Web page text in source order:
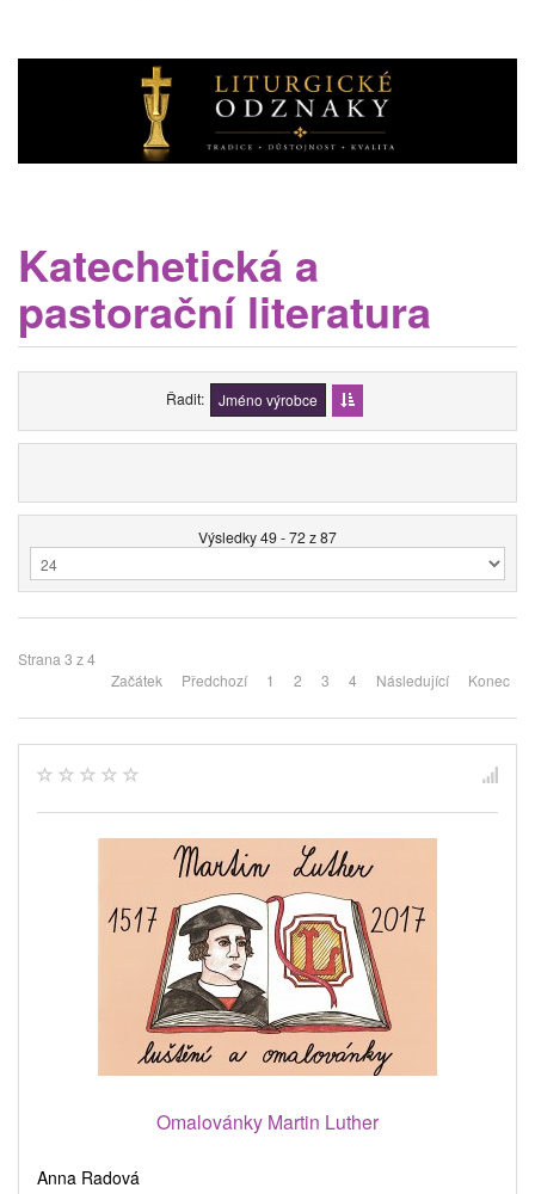
Katechetická a
pastorační literatura
Řadit Jméno výrobce
Výsledky 49 - 72 z 87
Strana 3 z 4
Začátek
Předchozí 1 2 3 4 Následující Konec
Omalovánky Martin Luther
Anna Radová